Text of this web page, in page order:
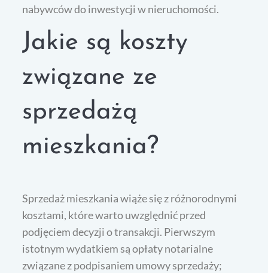
nabywców do inwestycji w nieruchomości.
Jakie są koszty
związane ze
sprzedażą
mieszkania?
Sprzedaż mieszkania wiąże się z różnorodnymi
kosztami, które warto uwzględnić przed
podjęciem decyzji o transakcji. Pierwszym
istotnym wydatkiem są opłaty notarialne
związane z podpisaniem umowy sprzedaży;